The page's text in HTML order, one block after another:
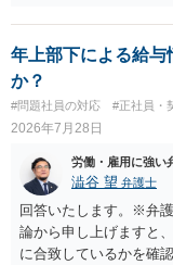
年上部下による給与
か？
#問題社員の対応 #正社員・
2026年7月28日
労働・雇用に強い
澁谷 望 弁護士
回答いたします。※弁
論から申し上げますと
に合致しているかを確